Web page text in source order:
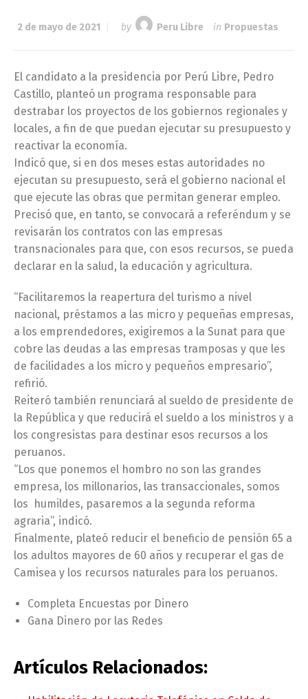
2 de mayo de 2021 by Peru Libre in Propuestas
El candidato a la presidencia por Perú Libre, Pedro
Castillo, planteó un programa responsable para
destrabar los proyectos de los gobiernos regionales y
locales, a fin de que puedan ejecutar su presupuesto y
reactivar la economía.
Indicó que, si en dos meses estas autoridades no
ejecutan su presupuesto, será el gobierno nacional el
que ejecute las obras que permitan generar empleo.
Precisó que, en tanto, se convocará a referéndum y se
revisarán los contratos con las empresas
transnacionales para que, con esos recursos, se pueda
declarar en la salud, la educación y agricultura.
“Facilitaremos la reapertura del turismo a nivel
nacional, préstamos a las micro y pequeñas empresas,
a los emprendedores, exigiremos a la Sunat para que
cobre las deudas a las empresas tramposas y que les
de facilidades a los micro y pequeños empresario”,
refirió.
Reiteró también renunciará al sueldo de presidente de
la República y que reducirá el sueldo a los ministros y a
los congresistas para destinar esos recursos a los
peruanos.
“Los que ponemos el hombro no son las grandes
empresa, los millonarios, las transaccionales, somos
los humildes, pasaremos a la segunda reforma
agraria”, indicó.
Finalmente, plateó reducir el beneficio de pensión 65 a
los adultos mayores de 60 años y recuperar el gas de
Camisea y los recursos naturales para los peruanos.
Completa Encuestas por Dinero
Gana Dinero por las Redes
Artículos Relacionados: